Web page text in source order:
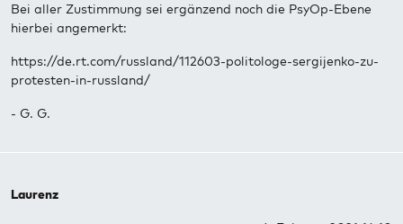
Bei aller Zustimmung sei ergänzend noch die PsyOp-Ebene
hierbei angemerkt:
https://de.rt.com/russland/112603-politologe-sergijenko-zu-
protesten-in-russland/
- G. G.
Laurenz